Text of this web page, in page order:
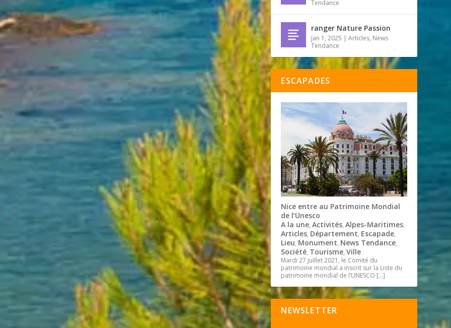
Tendance
ranger Nature Passion
Jan 1, 2025 |Articles, News
Tendance
ESCAPADES
Nice entre au Patrimoine Mondial
de l’Unesco
A la une,Activités,Alpes-Maritimes,
Articles, Département, Escapade,
Lieu, Monument, News Tendance,
Société, Tourisme,Ville
Mardi 27 juillet 2021, le Comité du
patrimoine mondial a inscrit sur la Liste du
patrimoine mondial de l’UNESCO […]
NEWSLETTER